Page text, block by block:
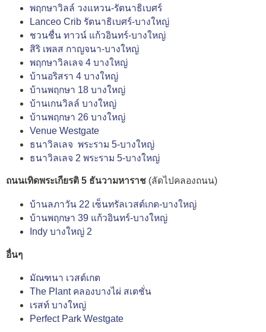
พฤกษาวิลล์ วงแหวน-รัตนาธิเบศร์
Lanceo Crib รัตนาธิเบศร์-บางใหญ่
ชวนชื่น ทาวน์ แก้วอินทร์-บางใหญ่
สิริ เพลส กาญจนา-บางใหญ่
พฤกษาวิลเลจ 4 บางใหญ่
บ้านอริสรา 4 บางใหญ่
บ้านพฤกษา 18 บางใหญ่
บ้านเกนวิลล์ บางใหญ่
บ้านพฤกษา 26 บางใหญ่
Venue Westgate
ธนาวิลเลจ พระราม 5-บางใหญ่
ธนาวิลเลจ 2 พระราม 5-บางใหญ่
ถนนเทิดพระเกียรติ 5 ธันวามหาราช (ลัดไปคลองถนน)
บ้านลภาวัน 22 เซ็นทรัลเวสต์เกต-บางใหญ่
บ้านพฤกษา 39 แก้วอินทร์-บางใหญ่
Indy บางใหญ่ 2
อื่นๆ
มัณฑนา เวสต์เกต
The Plant คลองบางไผ่ สเตชั่น
เรสท์ บางใหญ่
Perfect Park Westgate